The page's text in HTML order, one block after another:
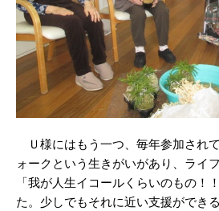
Ｕ様にはもう一つ、毎年参加され
ォークという生きがいがあり、ライ
「我が人生イコールくらいのもの！
た。少しでもそれに近い支援ができ